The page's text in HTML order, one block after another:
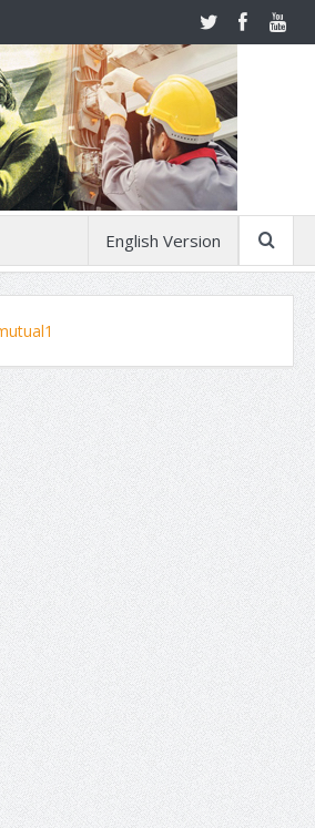
English Version